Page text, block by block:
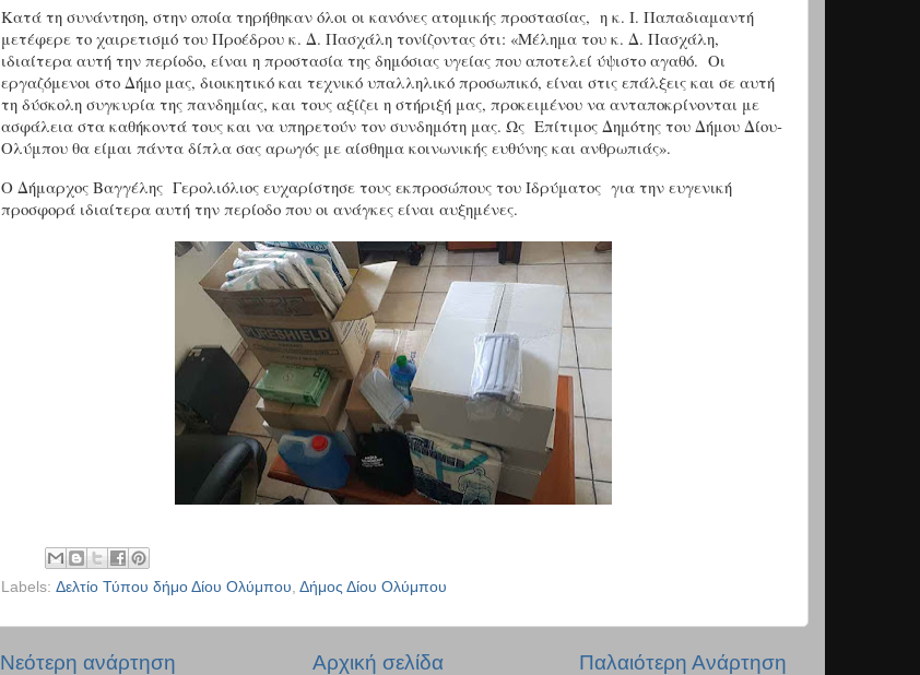
Κατά τη συνάντηση, στην οποία τηρήθηκαν όλοι οι κανόνες ατομικής προστασίας, η κ. Ι. Παπαδιαμαντή
μετέφερε το χαιρετισμό του Προέδρου κ. Δ. Πασχάλη τονίζοντας ότι: «Μέλημα του κ. Δ. Πασχάλη,
ιδιαίτερα αυτή την περίοδο, είναι η προστασία της δημόσιας υγείας που αποτελεί ύψιστο αγαθό. Οι
εργαζόμενοι στο Δήμο μας, διοικητικό και τεχνικό υπαλληλικό προσωπικό, είναι στις επάλξεις και σε αυτή
τη δύσκολη συγκυρία της πανδημίας, και τους αξίζει η στήριξή μας, προκειμένου να ανταποκρίνονται με
ασφάλεια στα καθήκοντά τους και να υπηρετούν τον συνδημότη μας. Ως Επίτιμος Δημότης του Δήμου Δίου-
Ολύμπου θα είμαι πάντα δίπλα σας αρωγός με αίσθημα κοινωνικής ευθύνης και ανθρωπιάς».
Ο Δήμαρχος Βαγγέλης Γερολιόλιος ευχαρίστησε τους εκπροσώπους του Ιδρύματος για την ευγενική
προσφορά ιδιαίτερα αυτή την περίοδο που οι ανάγκες είναι αυξημένες.
Labels: Δελτίο Τύπου δήμο Δίου Ολύμπου Δήμος Δίου Ολύμπου
Νεότερη ανάρτηση Παλαιότερη Ανάρτηση
Αρχική σελίδα